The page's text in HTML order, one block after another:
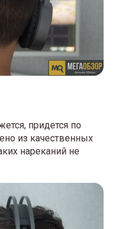
придется по
из качественных
нареканий не